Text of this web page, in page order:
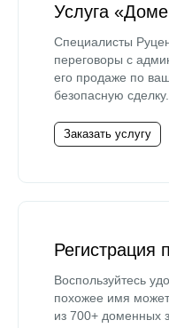
Услуга
Специалисты
переговоры с
его продаже по
безопасную сделку.
Заказать услугу
Регистрация
Воспользуйтесь
похожее имя
из 700+ доменных